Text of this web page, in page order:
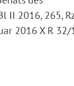
II 2016, 265,
2016 X R 32/